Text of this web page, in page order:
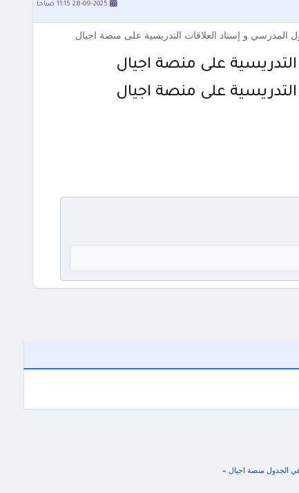
28-09-2025 11:15 صباحاً
و إسناد العلاقات التدريسية على منصة اجيال
على منصة اجيال
على منصة اجيال
الجدول منصة اجيال »